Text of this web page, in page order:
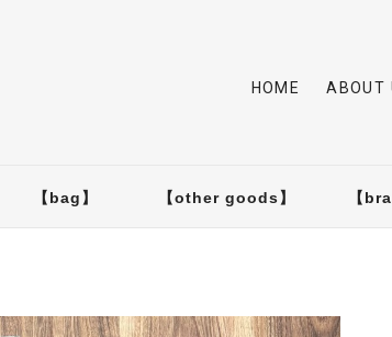
HOME ABOUT
【bag】 【other goods】 【